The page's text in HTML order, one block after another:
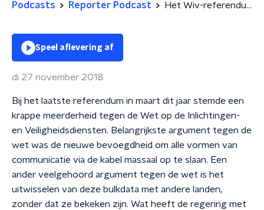
Podcasts Reporter Podcast Het Wiv-referendum: de wijzigingen onder de loep
Speel aflevering af
di 27 november 2018
Bij het laatste referendum in maart dit jaar stemde een
krappe meerderheid tegen de Wet op de Inlichtingen-
en Veiligheidsdiensten. Belangrijkste argument tegen de
wet was de nieuwe bevoegdheid om alle vormen van
communicatie via de kabel massaal op te slaan. Een
ander veelgehoord argument tegen de wet is het
uitwisselen van deze bulkdata met andere landen,
zonder dat ze bekeken zijn. Wat heeft de regering met